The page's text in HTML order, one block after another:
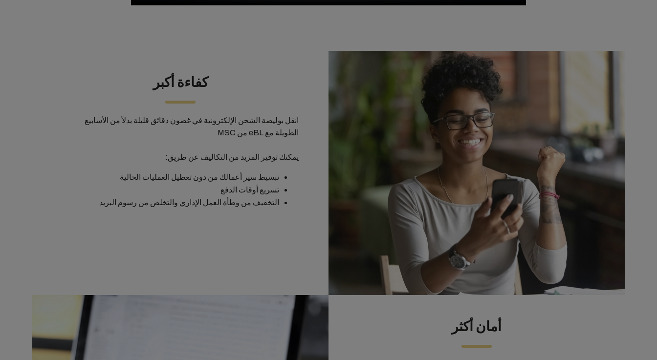
كفاءة أكبر
انقل بوليصة الشحن الإلكترونية في غضون دقائق قليلة بدلاً من الأسابيع
الطويلة مع eBL من MSC
يمكنك توفير المزيد من التكاليف عن طريق:
تبسيط سير أعمالك من دون تعطيل العمليات الحالية
تسريع أوقات الدفع
التخفيف من وطأة العمل الإداري والتخلص من رسوم البريد
أمان أكثر